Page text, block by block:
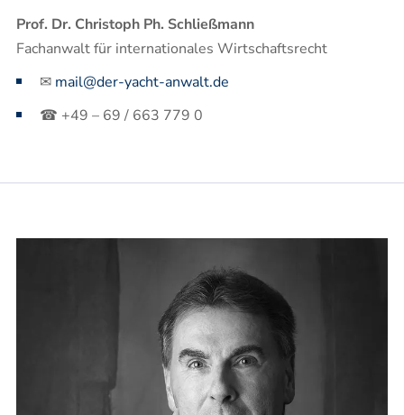
Prof. Dr. Christoph Ph. Schließmann
Fachanwalt für internationales Wirtschaftsrecht
✉ mail@der-yacht-anwalt.de
☎ +49 – 69 / 663 779 0